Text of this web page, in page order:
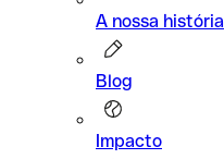
A nossa história
Blog
Impacto